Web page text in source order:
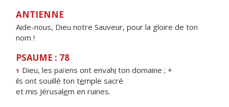
ANTIENNE
Aide-nous, Dieu notre Sauveur, pour la gloire de ton
nom !
PSAUME : 78
1 Dieu, les païens ont envahi ton domaine ; +
ils ont souillé ton temple sacré
et mis Jérusalem en ruines.